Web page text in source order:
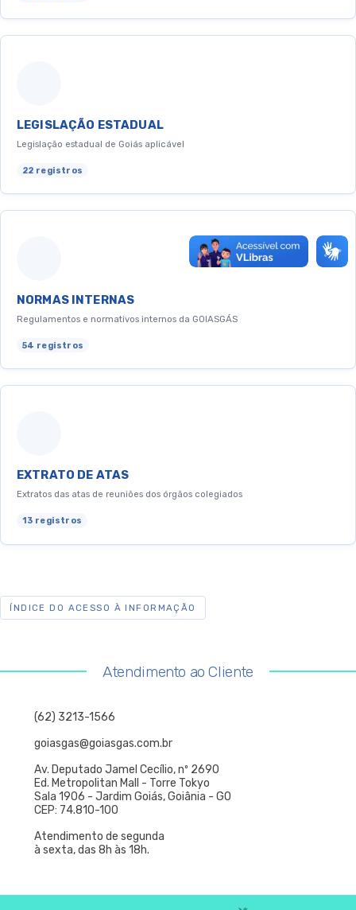
LEGISLAÇÃO ESTADUAL
Legislação estadual de Goiás aplicável
22 registros
NORMAS INTERNAS
Regulamentos e normativos internos da GOIASGÁS
54 registros
EXTRATO DE ATAS
Extratos das atas de reuniões dos órgãos colegiados
13 registros
ÍNDICE DO ACESSO À INFORMAÇÃO
Atendimento ao Cliente
(62) 3213-1566
goiasgas@goiasgas.com.br
Av. Deputado Jamel Cecílio, nº 2690
Ed. Metropolitan Mall - Torre Tokyo
Sala 1906 - Jardim Goiás, Goiânia - GO
CEP: 74.810-100
Atendimento de segunda
à sexta, das 8h às 18h.